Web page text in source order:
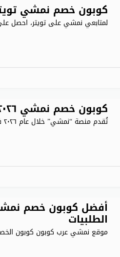
كوبون خصم نمشي تويتر: خصم 85%
لمتابعي نمشي على تويتر،
كوبون خصم نمشي ٢٠٢٦ خصم 45% إضافي على كل الطلبات
تُقدم منصة “نمشي” خلال عام ٢٠٢٦ فرصة استثنائية لعشاق التسوق،
الطلبيات
موقع نمشي عرب كوبون كوبون